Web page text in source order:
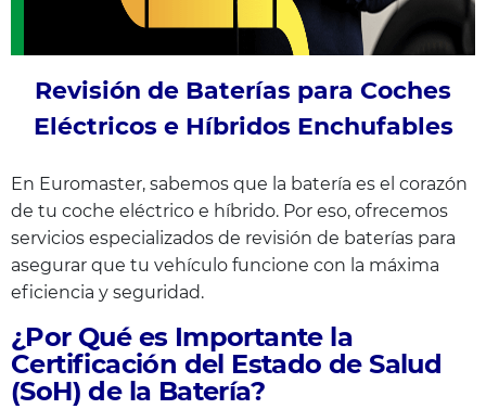
Revisión de Baterías para Coches
Eléctricos e Híbridos Enchufables
En Euromaster, sabemos que la batería es el corazón
de tu coche eléctrico e híbrido. Por eso, ofrecemos
servicios especializados de revisión de baterías para
asegurar que tu vehículo funcione con la máxima
eficiencia y seguridad.
¿Por Qué es Importante la
Certificación del Estado de Salud
(SoH) de la Batería?